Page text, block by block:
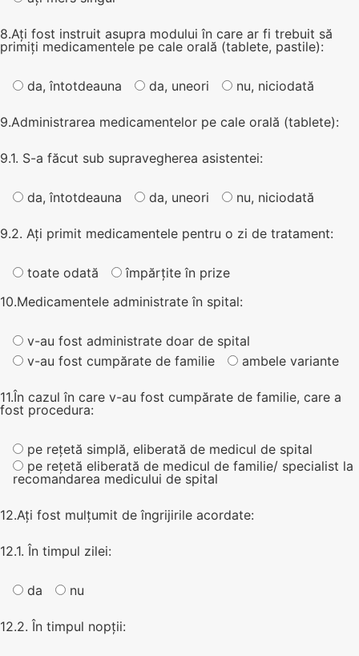
8.Ați fost instruit asupra modului în care ar fi trebuit să
primiți medicamentele pe cale orală (tablete, pastile):
da, întotdeauna da, uneori nu, niciodată
9.Administrarea medicamentelor pe cale orală (tablete):
9.1. S-a făcut sub supravegherea asistentei:
da, întotdeauna da, uneori nu, niciodată
9.2. Ați primit medicamentele pentru o zi de tratament:
toate odată
împărțite în prize
10.Medicamentele administrate în spital:
v-au fost administrate doar de spital
v-au fost cumpărate de familie
ambele variante
11.În cazul în care v-au fost cumpărate de familie, care a
fost procedura:
pe rețetă simplă, eliberată de medicul de spital
pe rețetă eliberată de medicul de familie/ specialist la
recomandarea medicului de spital
12.Ați fost mulțumit de îngrijirile acordate:
12.1. În timpul zilei:
da nu
12.2. În timpul nopții: